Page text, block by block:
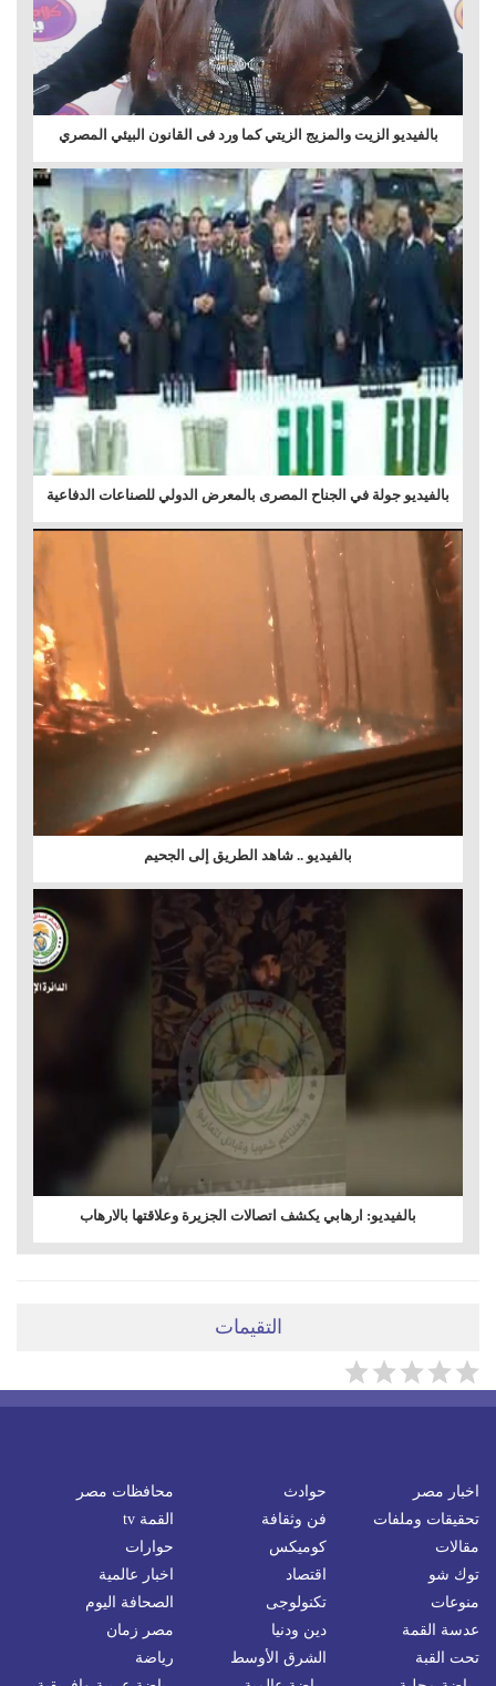
بالفيديو الزيت والمزيج الزيتي كما ورد فى القانون البيئي المصري
بالفيديو جولة في الجناح المصرى بالمعرض الدولي للصناعات الدفاعية
بالفيديو .. شاهد الطريق إلى الجحيم
بالفيديو: ارهابي يكشف اتصالات الجزيرة وعلاقتها بالارهاب
التقيمات
اخبار مصر حوادث
محافظات مصر
تحقيقات وملفات
فن وثقافة
القمة tv
مقالات
كوميكس
حوارات
توك شو
اقتصاد
اخبار عالمية
منوعات
تكنولوجى
الصحافة اليوم
عدسة القمة
دين ودنيا
مصر زمان
تحت القبة
الشرق الأوسط
رياضة